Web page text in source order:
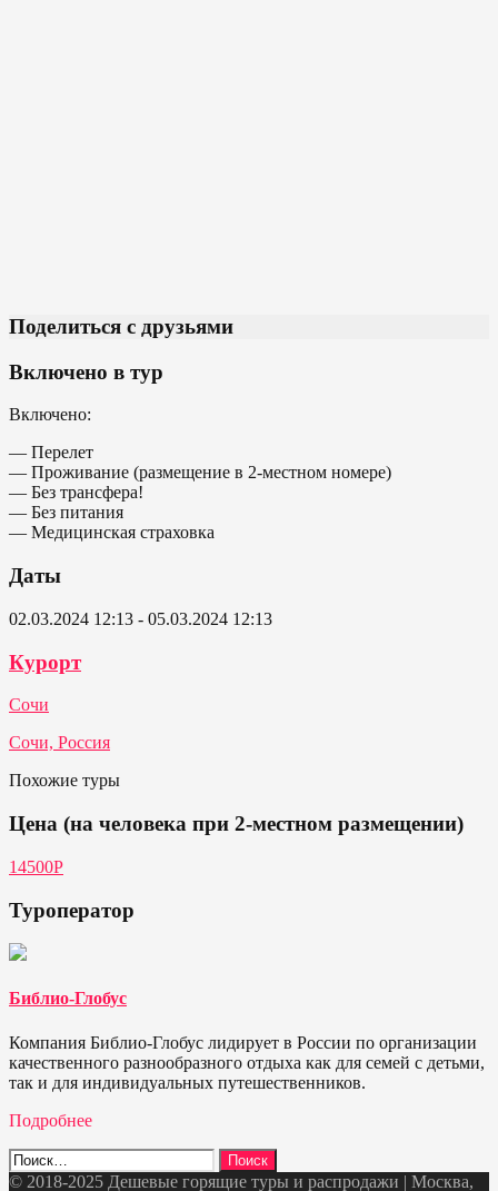
Поделиться с друзьями
Включено в тур
Включено:
— Перелет
— Проживание (размещение в 2-местном номере)
— Без трансфера!
— Без питания
— Медицинская страховка
Даты
02.03.2024 12:13 - 05.03.2024 12:13
Курорт
Сочи
Сочи, Россия
Похожие туры
Цена (на человека при 2-местном размещении)
14500Р
Туроператор
Библио-Глобус
Компания Библио-Глобус лидирует в России по организации
качественного разнообразного отдыха как для семей с детьми,
так и для индивидуальных путешественников.
Подробнее
Найти:
© 2018-2025 Дешевые горящие туры и распродажи | Москва,